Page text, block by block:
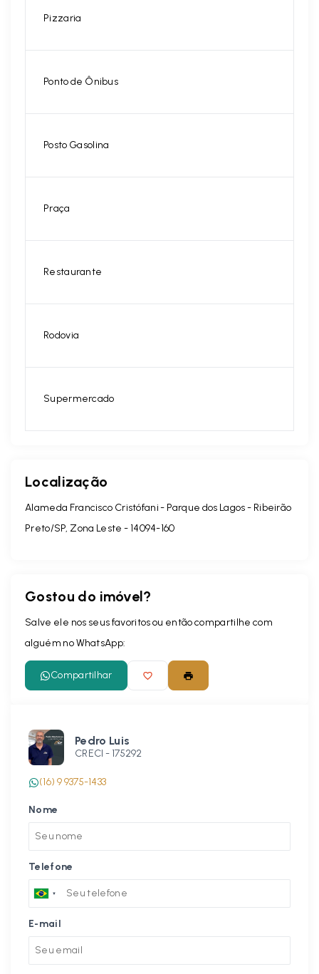
Pizzaria
Ponto de Ônibus
Posto Gasolina
Praça
Restaurante
Rodovia
Supermercado
Localização
Alameda Francisco Cristófani - Parque dos Lagos - Ribeirão
Preto/SP, Zona Leste - 14094-160
Gostou do imóvel?
Salve ele nos seus favoritos ou então compartilhe com
alguém no WhatsApp:
Compartilhar
Pedro Luis
CRECI - 175292
(16) 9 9375-1433
Nome
Telefone
E-mail